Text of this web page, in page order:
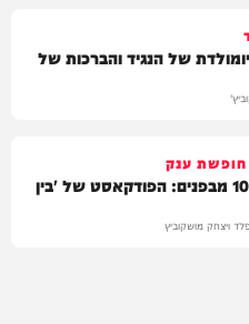
של הנגיד והברכות של
ענק
הצצה לכלא 10 מבפנים: הפודקאסט של 'בין
פלד ויצחק מושקוביץ